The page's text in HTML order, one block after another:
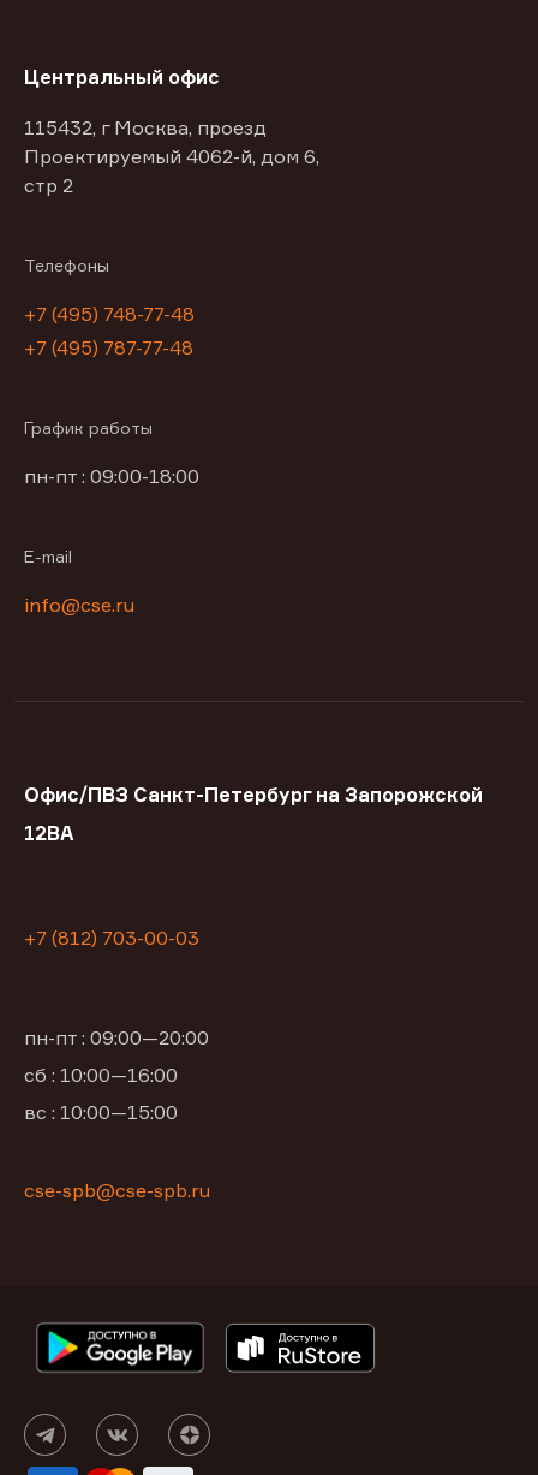
Центральный офис
115432, г Москва, проезд
Проектируемый 4062-й, дом 6,
стр 2
Телефоны
+7 (495) 748-77-48
+7 (495) 787-77-48
График работы
пн-пт : 09:00-18:00
E-mail
info@cse.ru
Офис/ПВЗ Санкт-Петербург на Запорожской
12ВА
+7 (812) 703-00-03
пн-пт : 09:00—20:00
сб : 10:00—16:00
вс : 10:00—15:00
cse-spb@cse-spb.ru